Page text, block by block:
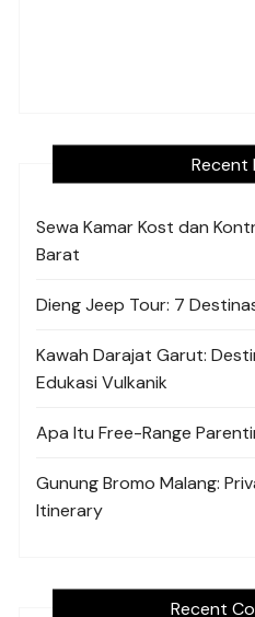
Recent
Sewa Kamar Kost dan
Barat
Dieng Jeep Tour: 7
Kawah Darajat Garut:
Edukasi Vulkanik
Apa Itu Free-Range
Gunung Bromo Malang:
Itinerary
Recent